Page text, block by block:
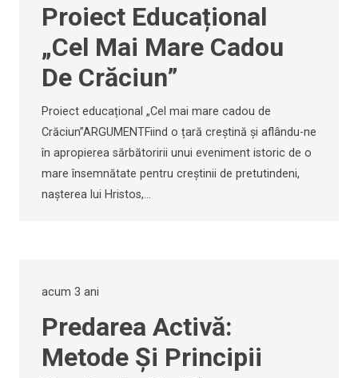
Proiect Educațional
„Cel Mai Mare Cadou
De Crăciun”
Proiect educațional „Cel mai mare cadou de
Crăciun”ARGUMENTFiind o țară creștină și aflându-ne
în apropierea sărbătoririi unui eveniment istoric de o
mare însemnătate pentru creștinii de pretutindeni,
nașterea lui Hristos,…
acum 3 ani
Predarea Activă:
Metode Și Principii